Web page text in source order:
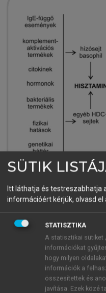
13.2.5. ábra.A
Az azonnal
mediátorokat a13.2.2.
13.2.2. táblázat.A
SÜTIK
Itt láthatja és testreszabhatja
információért kérjük, olvasd el
STATISZTIKA
A statisztikai sütiket
információkat
hogy milyen
információk a
összesítettek és
javítása. Ezek közé